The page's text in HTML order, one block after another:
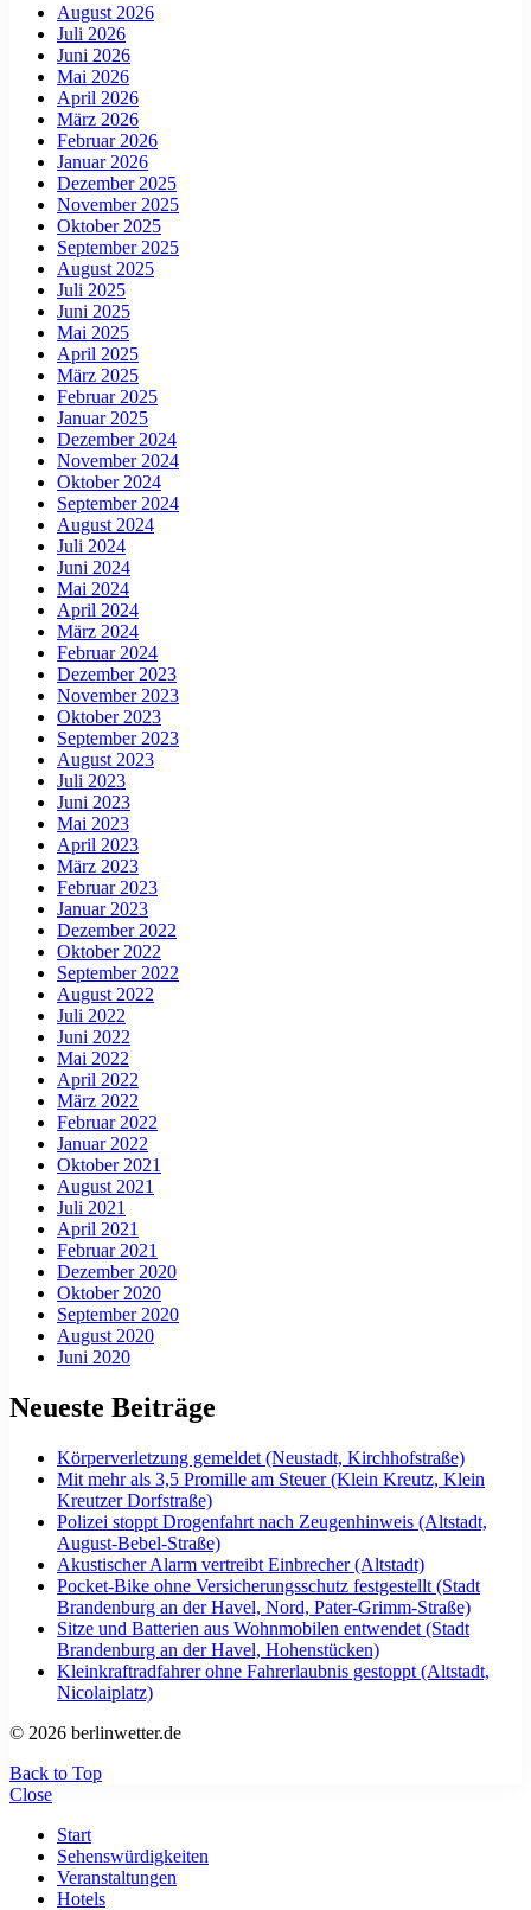
August 2026
Juli 2026
Juni 2026
Mai 2026
April 2026
März 2026
Februar 2026
Januar 2026
Dezember 2025
November 2025
Oktober 2025
September 2025
August 2025
Juli 2025
Juni 2025
Mai 2025
April 2025
März 2025
Februar 2025
Januar 2025
Dezember 2024
November 2024
Oktober 2024
September 2024
August 2024
Juli 2024
Juni 2024
Mai 2024
April 2024
März 2024
Februar 2024
Dezember 2023
November 2023
Oktober 2023
September 2023
August 2023
Juli 2023
Juni 2023
Mai 2023
April 2023
März 2023
Februar 2023
Januar 2023
Dezember 2022
Oktober 2022
September 2022
August 2022
Juli 2022
Juni 2022
Mai 2022
April 2022
März 2022
Februar 2022
Januar 2022
Oktober 2021
August 2021
Juli 2021
April 2021
Februar 2021
Dezember 2020
Oktober 2020
September 2020
August 2020
Juni 2020
Neueste Beiträge
Körperverletzung gemeldet (Neustadt, Kirchhofstraße)
Mit mehr als 3,5 Promille am Steuer (Klein Kreutz, Klein
Kreutzer Dorfstraße)
Polizei stoppt Drogenfahrt nach Zeugenhinweis (Altstadt,
August-Bebel-Straße)
Akustischer Alarm vertreibt Einbrecher (Altstadt)
Pocket-Bike ohne Versicherungsschutz festgestellt (Stadt
Brandenburg an der Havel, Nord, Pater-Grimm-Straße)
Sitze und Batterien aus Wohnmobilen entwendet (Stadt
Brandenburg an der Havel, Hohenstücken)
Kleinkraftradfahrer ohne Fahrerlaubnis gestoppt (Altstadt,
Nicolaiplatz)
© 2026 berlinwetter.de
Back to Top
Close
Start
Sehenswürdigkeiten
Veranstaltungen
Hotels